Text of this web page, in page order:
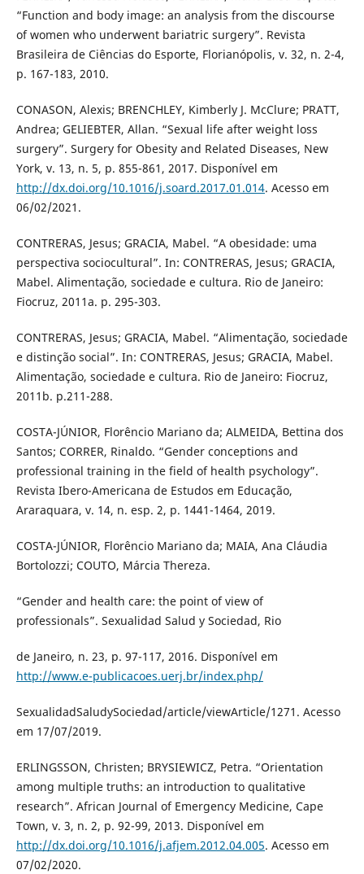
“Function and body image: an analysis from the discourse
of women who underwent bariatric surgery”. Revista
Brasileira de Ciências do Esporte, Florianópolis, v. 32, n. 2-4,
p. 167-183, 2010.
CONASON, Alexis; BRENCHLEY, Kimberly J. McClure; PRATT,
Andrea; GELIEBTER, Allan. “Sexual life after weight loss
surgery”. Surgery for Obesity and Related Diseases, New
York, v. 13, n. 5, p. 855-861, 2017. Disponível em
http://dx.doi.org/10.1016/j.soard.2017.01.014. Acesso em
06/02/2021.
CONTRERAS, Jesus; GRACIA, Mabel. “A obesidade: uma
perspectiva sociocultural”. In: CONTRERAS, Jesus; GRACIA,
Mabel. Alimentação, sociedade e cultura. Rio de Janeiro:
Fiocruz, 2011a. p. 295-303.
CONTRERAS, Jesus; GRACIA, Mabel. “Alimentação, sociedade
e distinção social”. In: CONTRERAS, Jesus; GRACIA, Mabel.
Alimentação, sociedade e cultura. Rio de Janeiro: Fiocruz,
2011b. p.211-288.
COSTA-JÚNIOR, Florêncio Mariano da; ALMEIDA, Bettina dos
Santos; CORRER, Rinaldo. “Gender conceptions and
professional training in the field of health psychology”.
Revista Ibero-Americana de Estudos em Educação,
Araraquara, v. 14, n. esp. 2, p. 1441-1464, 2019.
COSTA-JÚNIOR, Florêncio Mariano da; MAIA, Ana Cláudia
Bortolozzi; COUTO, Márcia Thereza.
“Gender and health care: the point of view of
professionals”. Sexualidad Salud y Sociedad, Rio
de Janeiro, n. 23, p. 97-117, 2016. Disponível em
http://www.e-publicacoes.uerj.br/index.php/
SexualidadSaludySociedad/article/viewArticle/1271. Acesso
em 17/07/2019.
ERLINGSSON, Christen; BRYSIEWICZ, Petra. “Orientation
among multiple truths: an introduction to qualitative
research”. African Journal of Emergency Medicine, Cape
Town, v. 3, n. 2, p. 92-99, 2013. Disponível em
http://dx.doi.org/10.1016/j.afjem.2012.04.005. Acesso em
07/02/2020.